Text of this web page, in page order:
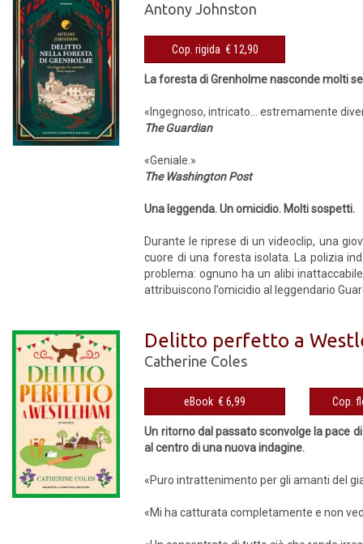
Antony Johnston
Cop. rigida € 12,90
La foresta di Grenholme nasconde molti
«Ingegnoso, intricato... estremamente
The Guardian
«Geniale.»
The Washington Post
Una leggenda. Un omicidio. Molti sospetti.
Durante le riprese di un videoclip, una
cuore di una foresta isolata. La polizia
problema: ognuno ha un alibi
attribuiscono l’omicidio al leggendario
Delitto perfetto a
Catherine Coles
eBook € 6,99
Un ritorno dal passato sconvolge la pace
al centro di una nuova indagine.
«Puro intrattenimento per gli amanti del
«Mi ha catturata completamente e non